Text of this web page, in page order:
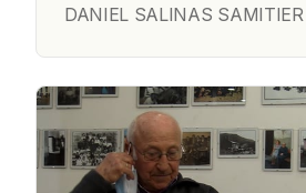
DANIEL SALINAS SAMITIER